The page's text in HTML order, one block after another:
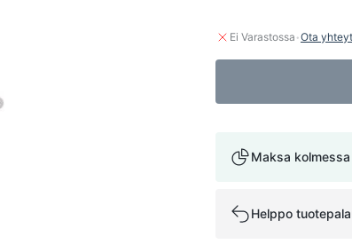
Ei Varastossa ·Ota
Maksa
Helppo